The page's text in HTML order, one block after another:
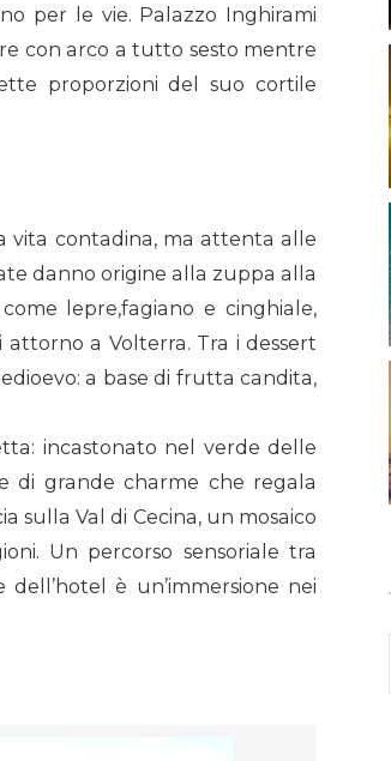
per le vie. Palazzo Inghirami
con arco a tutto sesto mentre
proporzioni del suo cortile
vita contadina, ma attenta alle
danno origine alla zuppa alla
lepre,fagiano e cinghiale,
a Volterra. Tra i dessert
a base di frutta candita,
incastonato nel verde delle
di grande charme che regala
sulla Val di Cecina, un mosaico
Un percorso sensoriale tra
è un’immersione nei